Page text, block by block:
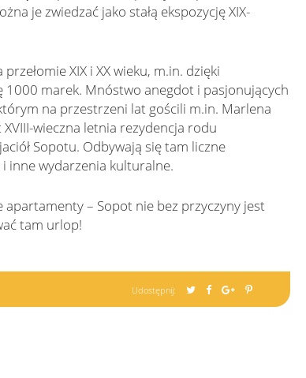
je zwiedzać jako stałą ekspozycję XIX-
XIX i XX wieku, m.in. dzięki
marek. Mnóstwo anegdot i pasjonujących
na przestrzeni lat gościli m.in. Marlena
wieczna letnia rezydencja rodu
Sopotu. Odbywają się tam liczne
inne wydarzenia kulturalne.
apartamenty – Sopot nie bez przyczyny jest
tam urlop!
Udostępnij: